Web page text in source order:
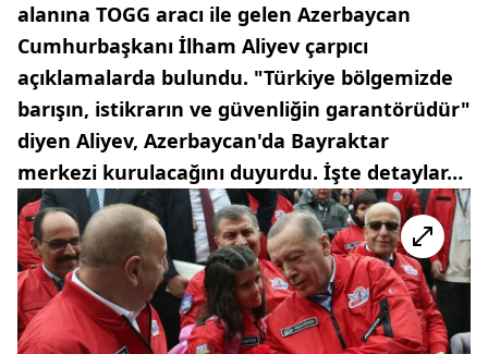
alanına TOGG aracı ile gelen Azerbaycan
Cumhurbaşkanı İlham Aliyev çarpıcı
açıklamalarda bulundu. "Türkiye bölgemizde
barışın, istikrarın ve güvenliğin garantörüdür"
diyen Aliyev, Azerbaycan'da Bayraktar
merkezi kurulacağını duyurdu. İşte detaylar…